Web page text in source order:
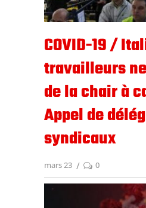
COVID-19 /
travailleurs
de la chair à
Appel de
syndicaux
mars 23 0